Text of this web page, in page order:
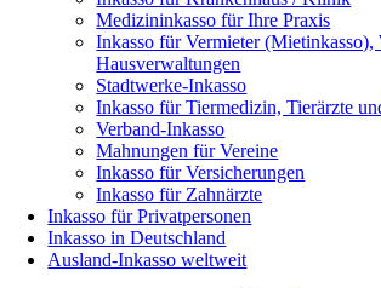
Medizininkasso für Ihre Praxis
Inkasso für Vermieter (Mietinkasso),
Hausverwaltungen
Stadtwerke-Inkasso
Inkasso für Tiermedizin, Tierärzte
Verband-Inkasso
Mahnungen für Vereine
Inkasso für Versicherungen
Inkasso für Zahnärzte
Inkasso für Privatpersonen
Inkasso in Deutschland
Ausland-Inkasso weltweit